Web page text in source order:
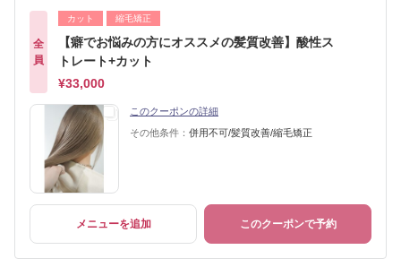
全
員
カット 縮毛矯正
【癖でお悩みの方にオススメの髪質改善】酸性ス
トレート+カット
¥33,000
このクーポンの詳細
その他条件： 併用不可/髪質改善/縮毛矯正
メニューを追加 このクーポンで予約